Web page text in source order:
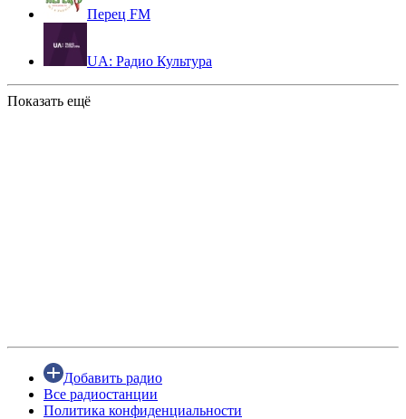
Перец FM
UA: Радио Культура
Показать ещё
Добавить радио
Все радиостанции
Политика конфиденциальности